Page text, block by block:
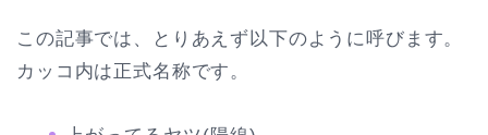
この記事では、とりあえず以下のように呼びます。
カッコ内は正式名称です。